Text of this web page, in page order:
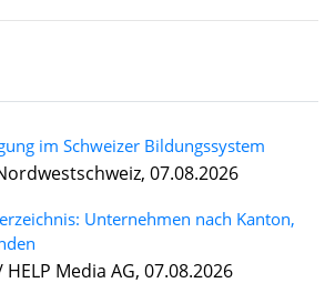
im Schweizer Bildungssystem
07.08.2026
Unternehmen nach Kanton,
Media AG, 07.08.2026